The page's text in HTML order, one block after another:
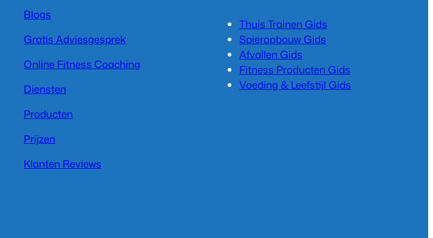
Blogs
Gratis Adviesgesprek
Online Fitness Coaching
Diensten
Producten
Prijzen
Klanten Reviews
Thuis Trainen Gids
Spieropbouw Gids
Afvallen Gids
Fitness Producten Gids
Voeding & Leefstijl Gids